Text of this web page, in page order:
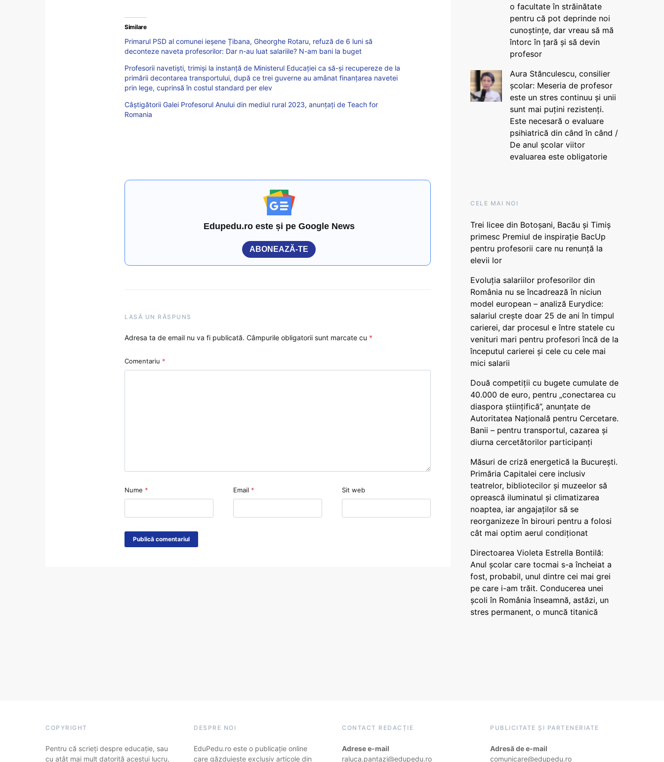
Similare
Primarul PSD al comunei ieșene Țibana, Gheorghe Rotaru, refuză de 6 luni să
deconteze naveta profesorilor: Dar n-au luat salariile? N-am bani la buget
Profesorii navetiști, trimiși la instanță de Ministerul Educației ca să-și recupereze de la
primării decontarea transportului, după ce trei guverne au amânat finanțarea navetei
prin lege, cuprinsă în costul standard per elev
Câștigătorii Galei Profesorul Anului din mediul rural 2023, anunțați de Teach for
Romania
Edupedu.ro este și pe Google News
ABONEAZĂ-TE
LASĂ UN RĂSPUNS
Adresa ta de email nu va fi publicată. Câmpurile obligatorii sunt marcate cu *
Comentariu *
Nume * Email * Sit web
o facultate în străinătate
pentru că pot deprinde noi
cunoștințe, dar vreau să mă
întorc în țară și să devin
profesor
Aura Stănculescu, consilier
școlar: Meseria de profesor
este un stres continuu și unii
sunt mai puțini rezistenți.
Este necesară o evaluare
psihiatrică din când în când /
De anul școlar viitor
evaluarea este obligatorie
CELE MAI NOI
Trei licee din Botoșani, Bacău și Timiș
primesc Premiul de inspirație BacUp
pentru profesorii care nu renunță la
elevii lor
Evoluția salariilor profesorilor din
România nu se încadrează în niciun
model european – analiză Eurydice:
salariul crește doar 25 de ani în timpul
carierei, dar procesul e între statele cu
venituri mari pentru profesori încă de la
începutul carierei și cele cu cele mai
mici salarii
Două competiții cu bugete cumulate de
40.000 de euro, pentru „conectarea cu
diaspora științifică”, anunțate de
Autoritatea Națională pentru Cercetare.
Banii – pentru transportul, cazarea și
diurna cercetătorilor participanți
Măsuri de criză energetică la București.
Primăria Capitalei cere inclusiv
teatrelor, bibliotecilor și muzeelor să
oprească iluminatul și climatizarea
noaptea, iar angajaților să se
reorganizeze în birouri pentru a folosi
cât mai optim aerul condiționat
Directoarea Violeta Estrella Bontilă:
Anul școlar care tocmai s-a încheiat a
fost, probabil, unul dintre cei mai grei
pe care i-am trăit. Conducerea unei
școli în România înseamnă, astăzi, un
stres permanent, o muncă titanică
COPYRIGHT
Pentru că scrieți despre educație, sau
cu atât mai mult datorită acestui lucru,
DESPRE NOI
EduPedu.ro este o publicație online
care găzduiește exclusiv articole din
CONTACT REDACȚIE
Adrese e-mail
raluca.pantazi@edupedu.ro
PUBLICITATE ȘI PARTENERIATE
Adresă de e-mail
comunicare@edupedu.ro